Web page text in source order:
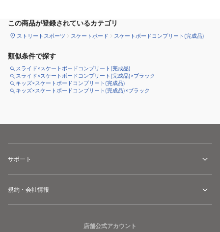
この商品が登録されているカテゴリ
ストリートスポーツ スケートボード スケートボードコンプリート(完成品)
類似条件で探す
スライド×スケートボードコンプリート(完成品)
スライド×スケートボードコンプリート(完成品)×ブラック
キッズ×スケートボードコンプリート(完成品)
キッズ×スケートボードコンプリート(完成品)×ブラック
サポート
規約・会社情報
店舗公式アカウント